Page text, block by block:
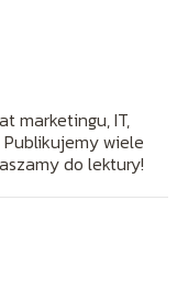
marketingu, IT,
Publikujemy wiele
do lektury!